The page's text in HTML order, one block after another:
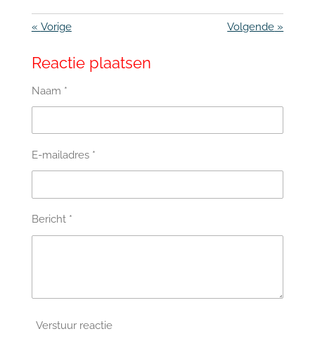
« Vorige Volgende »
Reactie plaatsen
Naam *
E-mailadres *
Bericht *
Verstuur reactie